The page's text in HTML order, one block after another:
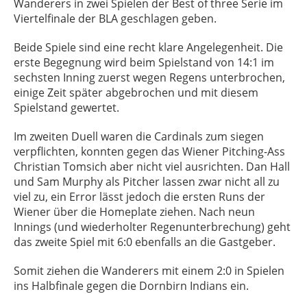
Wanderers in zwei Spielen der Best of three Serie im
Viertelfinale der BLA geschlagen geben.
Beide Spiele sind eine recht klare Angelegenheit. Die
erste Begegnung wird beim Spielstand von 14:1 im
sechsten Inning zuerst wegen Regens unterbrochen,
einige Zeit später abgebrochen und mit diesem
Spielstand gewertet.
Im zweiten Duell waren die Cardinals zum siegen
verpflichten, konnten gegen das Wiener Pitching-Ass
Christian Tomsich aber nicht viel ausrichten. Dan Hall
und Sam Murphy als Pitcher lassen zwar nicht all zu
viel zu, ein Error lässt jedoch die ersten Runs der
Wiener über die Homeplate ziehen. Nach neun
Innings (und wiederholter Regenunterbrechung) geht
das zweite Spiel mit 6:0 ebenfalls an die Gastgeber.
Somit ziehen die Wanderers mit einem 2:0 in Spielen
ins Halbfinale gegen die Dornbirn Indians ein.